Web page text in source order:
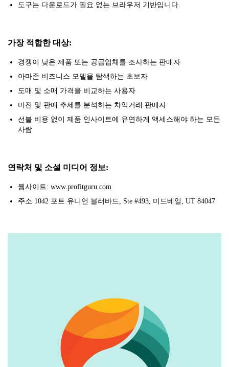
도구는 다운로드가 필요 없는 브라우저 기반입니다.
가장 적합한 대상:
경쟁이 낮은 제품 또는 공급업체를 조사하는 판매자
아마존 비즈니스 모델을 탐색하는 초보자
도매 및 소매 가격을 비교하는 사용자
마진 및 판매 추세를 분석하는 차익거래 판매자
선불 비용 없이 제품 인사이트에 유연하게 액세스해야 하는 모든
사람
연락처 및 소셜 미디어 정보:
웹사이트: www.profitguru.com
주소 1042 포트 유니언 블러바드, Ste #493, 미드베일, UT 84047